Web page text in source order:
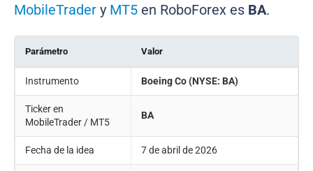
MobileTrader y MT5 en RoboForex es BA.
Parámetro Valor
Instrumento Boeing Co (NYSE: BA)
Ticker en
MobileTrader / MT5
BA
Fecha de la idea 7 de abril de 2026